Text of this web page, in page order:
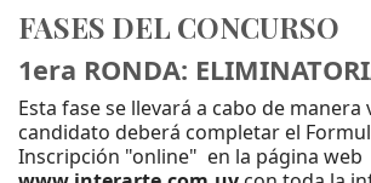
FASES DEL CONCURSO
1era RONDA:
Esta fase se llevará a cabo de manera
candidato deberá completar el
Inscripción "online" en la página web